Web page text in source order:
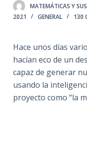
n
n
d
o
MATEMÁTICAS Y
2021
GENERAL 130
Hace unos días
hacían eco de un
capaz de generar
usando la
proyecto como “la